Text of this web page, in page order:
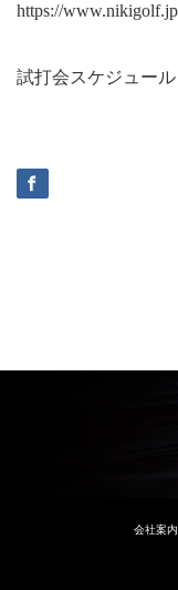
https://
試打会スケジュー
会社案内